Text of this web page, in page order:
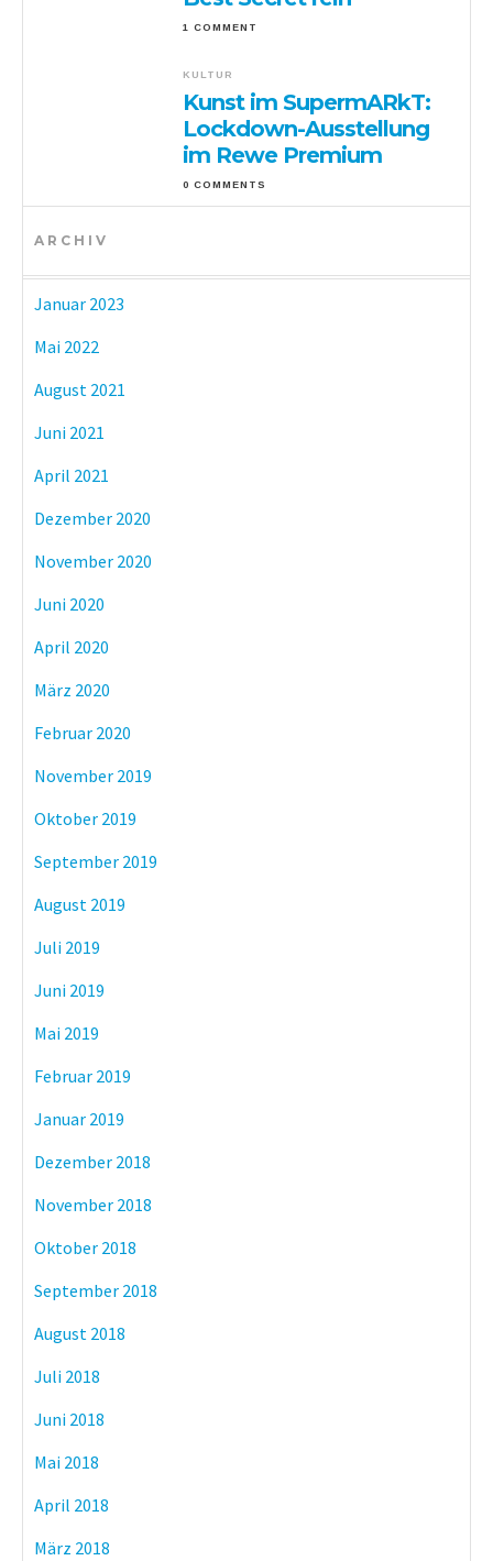
1 COMMENT
KULTUR
Kunst im SupermARkT:
Lockdown-Ausstellung
im Rewe Premium
0 COMMENTS
ARCHIV
Januar 2023
Mai 2022
August 2021
Juni 2021
April 2021
Dezember 2020
November 2020
Juni 2020
April 2020
März 2020
Februar 2020
November 2019
Oktober 2019
September 2019
August 2019
Juli 2019
Juni 2019
Mai 2019
Februar 2019
Januar 2019
Dezember 2018
November 2018
Oktober 2018
September 2018
August 2018
Juli 2018
Juni 2018
Mai 2018
April 2018
März 2018